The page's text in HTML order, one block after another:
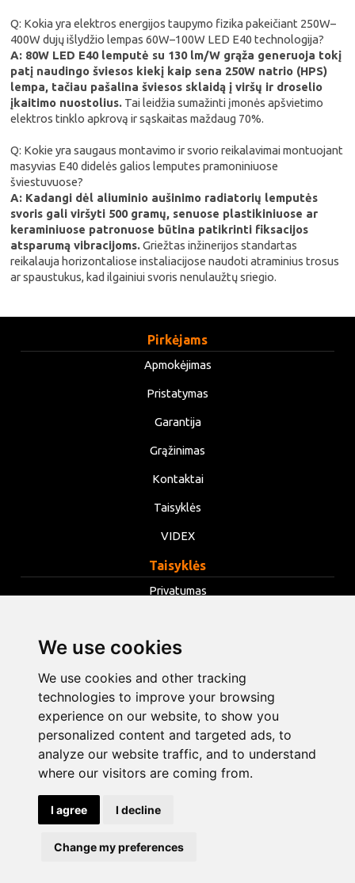
We use cookies
We use cookies and other tracking
technologies to improve your browsing
experience on our website, to show you
personalized content and targeted ads, to
analyze our website traffic, and to understand
where our visitors are coming from.
I agree I decline
Change my preferences
Q: Kokia yra elektros energijos taupymo fizika pakeičiant 250W–
400W dujų išlydžio lempas 60W–100W LED E40 technologija?
A: 80W LED E40 lemputė su 130 lm/W grąža generuoja tokį
patį naudingo šviesos kiekį kaip sena 250W natrio (HPS)
lempa, tačiau pašalina šviesos sklaidą į viršų ir droselio
įkaitimo nuostolius. Tai leidžia sumažinti įmonės apšvietimo
elektros tinklo apkrovą ir sąskaitas maždaug 70%.
Q: Kokie yra saugaus montavimo ir svorio reikalavimai montuojant
masyvias E40 didelės galios lemputes pramoniniuose
šviestuvuose?
A: Kadangi dėl aliuminio aušinimo radiatorių lemputės
svoris gali viršyti 500 gramų, senuose plastikiniuose ar
keraminiuose patronuose būtina patikrinti fiksacijos
atsparumą vibracijoms.Griežtas inžinerijos standartas
reikalauja horizontaliose instaliacijose naudoti atraminius trosus
ar spaustukus, kad ilgainiui svoris nenulaužtų sriegio.
Pirkėjams
Apmokėjimas
Pristatymas
Garantija
Grąžinimas
Kontaktai
Taisyklės
VIDEX
Taisyklės
Privatumas
Slapukai
Keisti slapukų nustatymus
info@opentools.lv +371 26272360
Prekybos partneris: varle.lt